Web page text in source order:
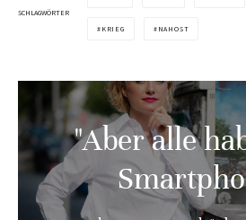
SCHLAGWÖRTER
KRIEG NAHOST
"Aber alle